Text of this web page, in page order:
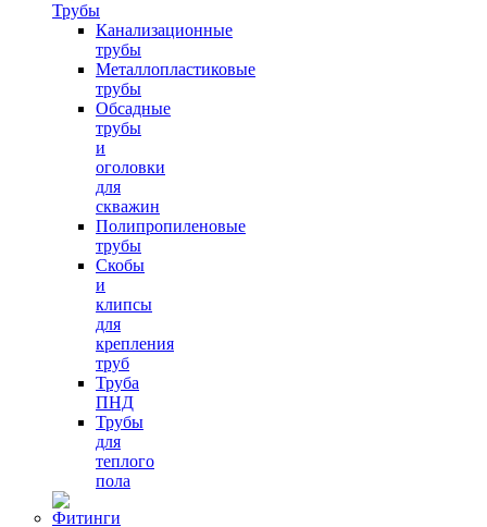
Трубы
Канализационные
трубы
Металлопластиковые
трубы
Обсадные
трубы
и
оголовки
для
скважин
Полипропиленовые
трубы
Скобы
и
клипсы
для
крепления
труб
Труба
ПНД
Трубы
для
теплого
пола